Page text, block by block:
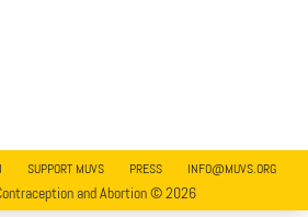
SUPPORT MUVS PRESS INFO@MUVS.ORG
and Abortion © 2026